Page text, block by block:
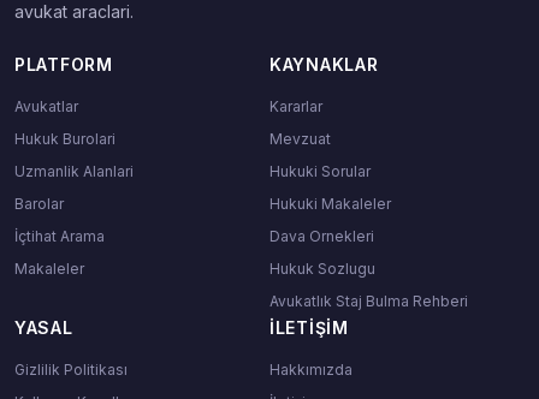
avukat araclari.
PLATFORM
Avukatlar
Hukuk Burolari
Uzmanlik Alanlari
Barolar
İçtihat Arama
Makaleler
KAYNAKLAR
Kararlar
Mevzuat
Hukuki Sorular
Hukuki Makaleler
Dava Ornekleri
Hukuk Sozlugu
Avukatlık Staj Bulma Rehberi
YASAL
Gizlilik Politikası
İLETIŞIM
Hakkımızda